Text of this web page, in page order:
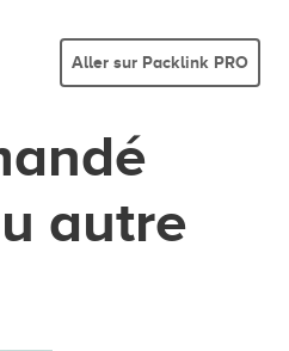
Aller sur Packlink PRO
autre